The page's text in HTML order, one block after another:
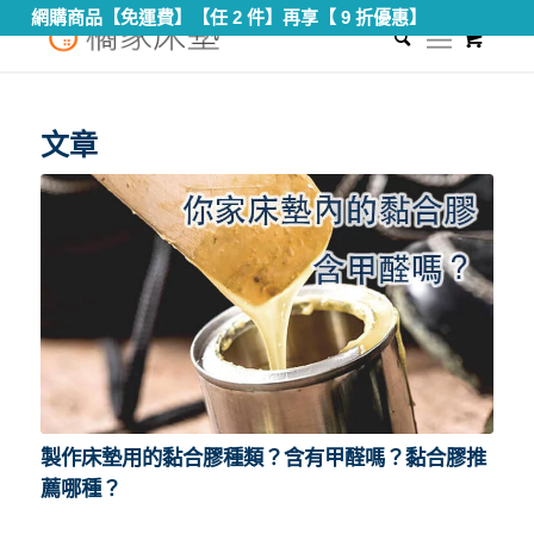
網購商品【免運費】【任 2 件】再享【 9 折優惠】
您現在的位置： 首頁 /床墊甲醛
文章
製作床墊用的黏合膠種類？含有甲醛嗎？黏合膠推
薦哪種？